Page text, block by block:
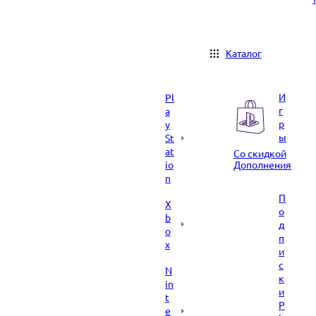
Каталог
Pl
a
y
St
at
io
n
X
b
o
x
N
in
t
e
И
г
р
ы
Со скидкой
Дополнения
П
о
д
п
и
с
к
и
P